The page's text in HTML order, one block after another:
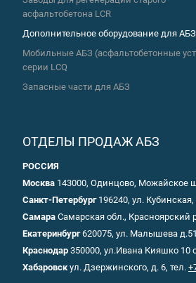
асфальтобетона LCR
Дополнительное оборудование для АБЗ
Мобильные АБЗ (асфальтобетонные
серии LCQ
Запасные части для АБЗ
ОТДЕЛЫ ПРОДАЖ АБЗ
РОССИЯ
Москва 143000, Одинцово, Можайское
Санкт-Петербург196240, ул. Кубинская,
Самара Самарская обл.,
Екатеринбург620075, ул. Малышева
Краснодар 350000, ул.Ивана Кияшко 10
Хабаровск ул. Дзержинского, д. 6, тел.